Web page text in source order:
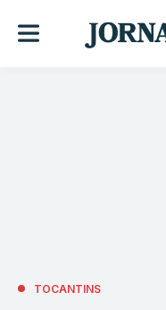
TOCANTINS